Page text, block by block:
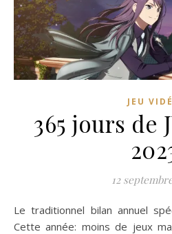
JEU
365 jours de
12
Le traditionnel bilan annuel spécial JV est de passage !
Cette année: moins de jeux